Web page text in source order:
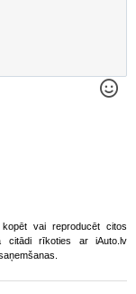
vai reproducēt citos
citādi rīkoties ar iAuto.lv